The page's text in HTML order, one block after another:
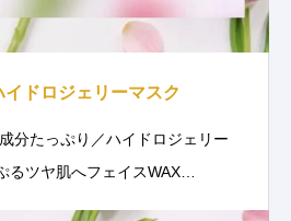
ドロジェリーマスク
分たっぷり／ハイドロジェリー
るツヤ肌へフェイスWAX…